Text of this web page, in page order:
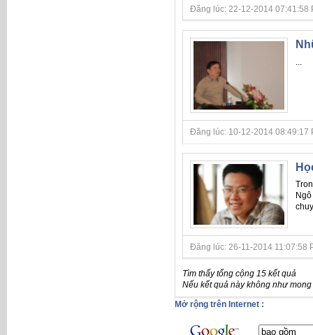
Đăng lúc: 22-12-2014 07:41:58
...
Đăng lúc: 10-12-2014 08:49:17
Đăng lúc: 26-11-2014 11:07:58
Tìm thấy tổng cộng 15 kết quả
Nếu kết quả này không như
Mở rộng trên Internet :